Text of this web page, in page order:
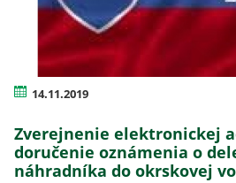
14.11.2019
Zverejnenie elektronickej
doručenie oznámenia o
náhradníka do okrskovej